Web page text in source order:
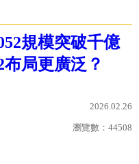
規模突破千億
局更廣泛？
2026.02.26
瀏覽數： 44508